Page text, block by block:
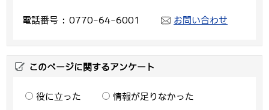
電話番号 0770-64-6001 お問い合わせ
このページに関するアンケート
役に立った 情報が足りなかった